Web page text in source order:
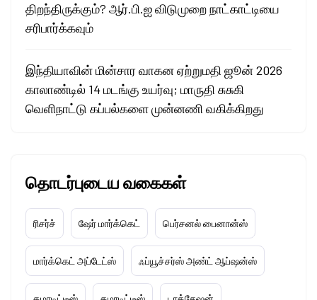
திறந்திருக்கும்? ஆர்.பி.ஐ விடுமுறை நாட்காட்டியை
சரிபார்க்கவும்
இந்தியாவின் மின்சார வாகன ஏற்றுமதி ஜூன் 2026
காலாண்டில் 14 மடங்கு உயர்வு; மாருதி சுசுகி
வெளிநாட்டு கப்பல்களை முன்னணி வகிக்கிறது
தொடர்புடைய வகைகள்
ரிசர்ச் ஷேர் மார்க்கெட் பெர்சனல் பைனான்ஸ்
மார்க்கெட் அப்டேட்ஸ் ஃப்யூச்சர்ஸ் அண்ட் ஆப்ஷன்ஸ்